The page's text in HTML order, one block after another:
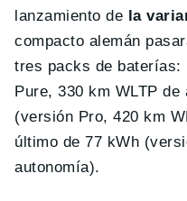
lanzamiento de la
compacto alemán
tres packs de baterías:
Pure, 330 km WLTP
(versión Pro, 420 km
último de 77 kWh
autonomía).